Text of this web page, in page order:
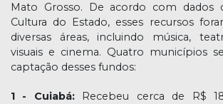
Mato Grosso. De acordo com dados
Cultura do Estado, esses recursos
diversas áreas, incluindo música,
visuais e cinema. Quatro municípios
captação desses fundos:
1 - Cuiabá:Recebeu cerca de R$